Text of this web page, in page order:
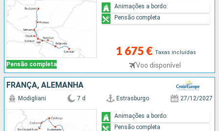
Pensão completa
1 675 € Taxas incluídas
Voo disponível
Animações a bordo:
Pensão completa
FRANÇA, ALEMANHA
Modigliani 7 d Estrasburgo 27/12/2027
Animações a bordo:
Pensão completa